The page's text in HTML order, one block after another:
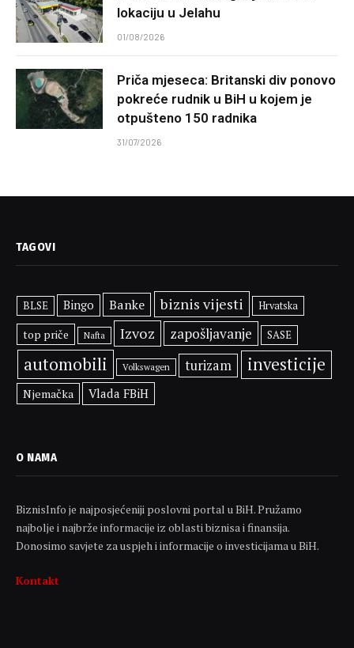
lokaciju u Jelahu
01/08/2026
Priča mjeseca: Britanski div ponovo
pokreće rudnik u BiH u kojem je
otpušteno 150 radnika
31/07/2026
TAGOVI
BLSE Bingo Banke biznis vijesti Hrvatska
top priče Nafta Izvoz zapošljavanje SASE
automobili Volkswagen turizam investicije
Njemačka Vlada FBiH
O NAMA
BiznisInfo je najposjećeniji poslovni portal u BiH. Pružamo
najbolje i najbrže informacije iz oblasti biznisa i finansija.
Donosimo savjete za uspjeh i informacije o investicijama u BiH.
Kontakt